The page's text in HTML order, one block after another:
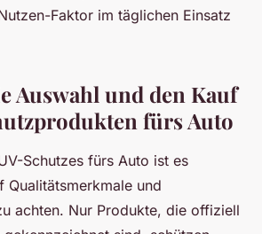
Faktor im täglichen Einsatz
Auswahl und den Kauf
fürs Auto
Schutzes fürs Auto ist es
Qualitätsmerkmale und
achten. Nur Produkte, die offiziell